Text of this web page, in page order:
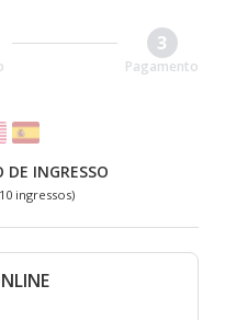
3
Pagamento
DE INGRESSO
10 ingressos)